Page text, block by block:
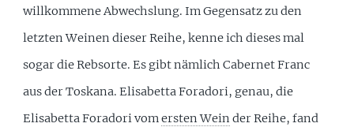
willkommene Abwechslung. Im Gegensatz zu den
letzten Weinen dieser Reihe, kenne ich dieses mal
sogar die Rebsorte. Es gibt nämlich Cabernet Franc
aus der Toskana. Elisabetta Foradori, genau, die
Elisabetta Foradori vomersten Wein der Reihe, fand